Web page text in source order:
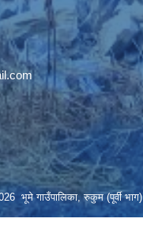
भूमे गाउँपालिका, रुकुम (पूर्वी भाग)